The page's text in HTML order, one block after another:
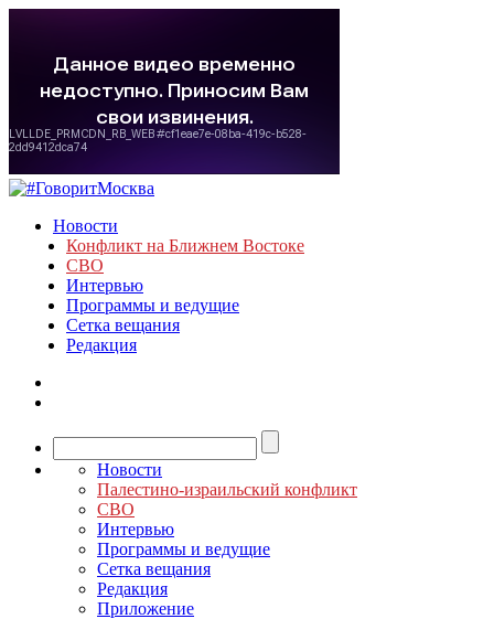
Новости
Конфликт на Ближнем Востоке
СВО
Интервью
Программы и ведущие
Сетка вещания
Редакция
Новости
Палестино-израильский конфликт
СВО
Интервью
Программы и ведущие
Сетка вещания
Редакция
Приложение